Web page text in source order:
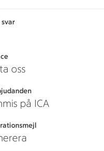
svar
oss
på ICA